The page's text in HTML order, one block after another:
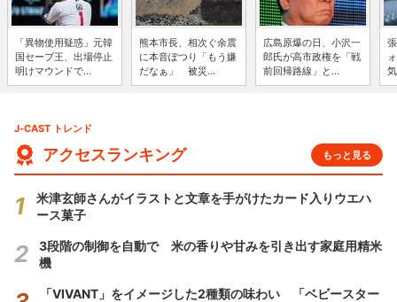
「異物使用疑惑」元韓
国セーブ王、出場停止
明けマウンドで...
熊本市長、相次ぐ余震
に本音ぽつり「もう嫌
だなぁ」 被災...
広島原爆の日、小沢一
郎氏が高市政権を「戦
前回帰路線」と...
J-CAST トレンド
アクセスランキング もっと見る
米津玄師さんがイラストと文章を手がけたカード入りウエハ
ース菓子
3段階の制御を自動で 米の香りや甘みを引き出す家庭用精米
機
「VIVANT」をイメージした2種類の味わい 「ベビースター